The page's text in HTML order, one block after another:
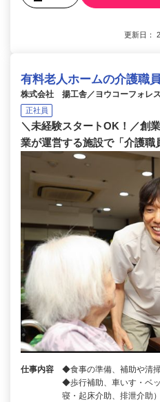
更新日：
有料老人ホームの介護職員
株式会社 揚工舎／ヨウコーフォレ
正社員
＼未経験スタートOK！／創
業が運営する施設で「介護職
仕事内容
◆食事の準備、補助や清
◆歩行補助、車いす・ベ
寝・起床介助、排泄介助